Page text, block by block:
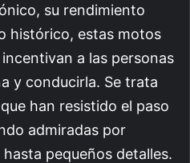
su rendimiento
histórico, estas motos
a las personas
y conducirla. Se trata
han resistido el paso
admiradas por
pequeños detalles.